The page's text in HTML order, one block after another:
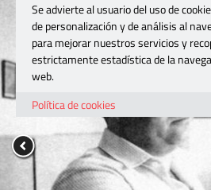
Se advierte al usuario del uso de
de personalización y de análisis al
para mejorar nuestros servicios y
estrictamente estadística de la
web.
Política de cookies